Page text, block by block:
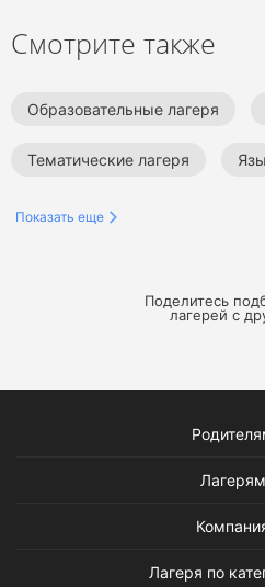
Смотрите также
Образовательные лагеря
Тематические лагеря
Показать еще
Поделитесь
лагерей с
Лагерям
Лагеря по